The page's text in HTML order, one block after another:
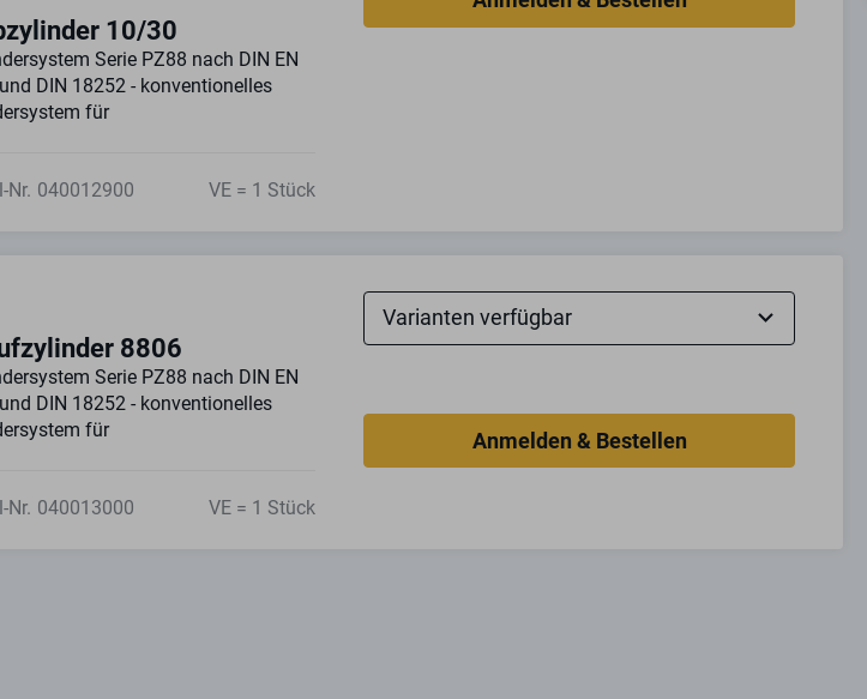
10/30
Serie PZ88 nach DIN EN
DIN 18252 - konventionelles
für
Nr. 040012900 VE = 1 Stück
8806
Serie PZ88 nach DIN EN
DIN 18252 - konventionelles
für
Nr. 040013000 VE = 1 Stück